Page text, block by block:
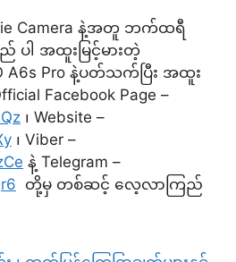
Camera နဲ့အတူ ဘက်ထရီ
ည် ပါ အထူးမြင့်မားတဲ့
A6s Pro နဲ့ပတ်သက်ပြီး အထူး
Facebook Page –
၊ Website –
၊ Viber –
နဲ့ Telegram –
တို့မှ တစ်ဆင့် လေ့လာကြည်